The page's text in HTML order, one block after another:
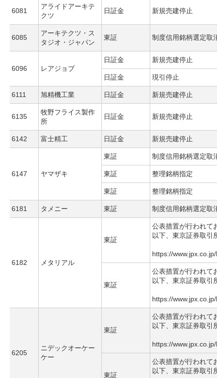
6081
アライドアーキテ
クツ
日証金 新規売建停止
6085
アーキテクツ・ス
タジオ・ジャパン
東証 制度信用銘柄選定取
6096 レアジョブ
日証金 新規売建停止
日証金 現引停止
6111 旭精機工業 日証金 新規売建停止
6135
牧野フライス製作
所
日証金 新規売建停止
6142 富士精工 日証金 新規売建停止
6147 ヤマザキ
東証 制度信用銘柄選定取
東証 整理銘柄指定
東証 整理銘柄指定
6181 タメニー 東証 制度信用銘柄選定取
6182 メタリアル
東証
公表措置が行われて
以下、東京証券取引
https://
東証
公表措置が行われて
以下、東京証券取引
https://
6205
ニデックオーケー
ケー
東証
公表措置が行われて
以下、東京証券取引
https://
東証
公表措置が行われて
以下、東京証券取引